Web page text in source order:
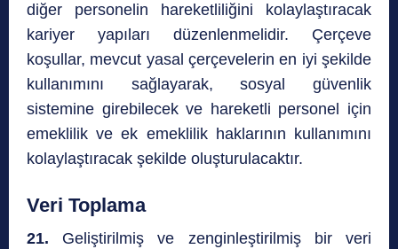
diğer personelin hareketliliğini kolaylaştıracak
kariyer yapıları düzenlenmelidir. Çerçeve
koşullar, mevcut yasal çerçevelerin en iyi şekilde
kullanımını sağlayarak, sosyal güvenlik
sistemine girebilecek ve hareketli personel için
emeklilik ve ek emeklilik haklarının kullanımını
kolaylaştıracak şekilde oluşturulacaktır.
Veri Toplama
21. Geliştirilmiş ve zenginleştirilmiş bir veri